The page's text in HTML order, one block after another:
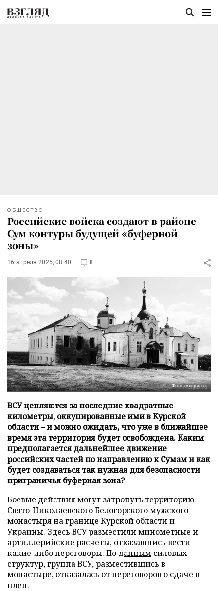
ОБЩЕСТВО
Российские войска создают в районе
Сум контуры будущей «буферной
зоны»
16 апреля 2025, 08:40 8
Фото: mospat.ru
ВСУ цепляются за последние квадратные
километры, оккупированные ими в Курской
области – и можно ожидать, что уже в ближайшее
время эта территория будет освобождена. Каким
предполагается дальнейшее движение
российских частей по направлению к Сумам и как
будет создаваться так нужная для безопасности
приграничья буферная зона?
Боевые действия могут затронуть территорию
Свято-Николаевского Белогорского мужского
монастыря на границе Курской области и
Украины. Здесь ВСУ разместили минометные и
артиллерийские расчеты, отказавшись вести
какие-либо переговоры. По данным силовых
структур, группа ВСУ, разместившись в
монастыре, отказалась от переговоров о сдаче в
плен.